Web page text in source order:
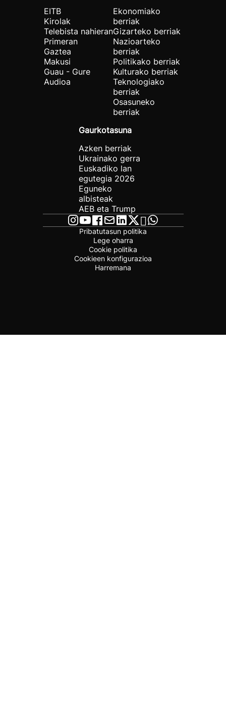
EITB
Kirolak
Telebista nahieran
Primeran
Gaztea
Makusi
Guau - Gure
Audioa
Ekonomiako
berriak
Gizarteko berriak
Nazioarteko
berriak
Politikako berriak
Kulturako berriak
Teknologiako
berriak
Osasuneko
berriak
Gaurkotasuna
Azken berriak
Ukrainako gerra
Euskadiko lan
egutegia 2026
Eguneko
albisteak
AEB eta Trump
Pribatutasun politika
Lege oharra
Cookie politika
Cookieen konfigurazioa
Harremana